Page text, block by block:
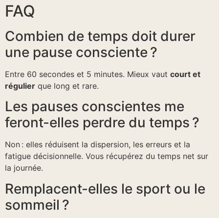
FAQ
Combien de temps doit durer
une pause consciente ?
Entre 60 secondes et 5 minutes. Mieux vaut court et
régulier que long et rare.
Les pauses conscientes me
feront-elles perdre du temps ?
Non : elles réduisent la dispersion, les erreurs et la
fatigue décisionnelle. Vous récupérez du temps net sur
la journée.
Remplacent-elles le sport ou le
sommeil ?